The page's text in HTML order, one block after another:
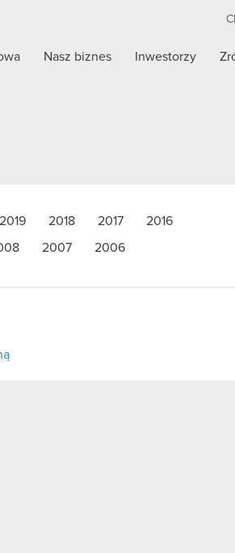
Nasz biznes Inwestorzy
2019 2018 2017 2016
2007 2006